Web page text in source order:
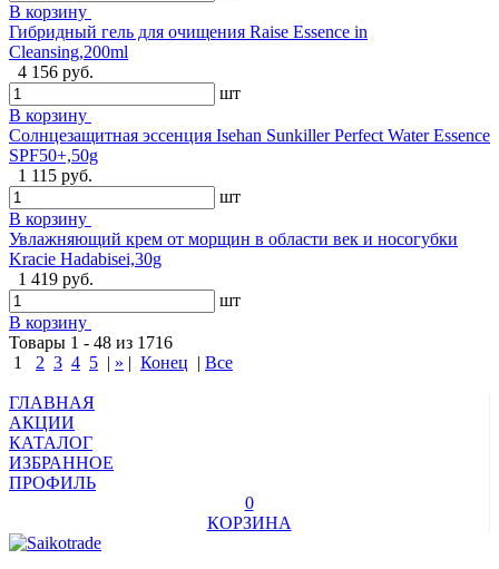
В корзину
Гибридный гель для очищения Raise Essence in
Cleansing,200ml
4 156 руб.
шт
В корзину
Солнцезащитная эссенция Isehan Sunkiller Perfect Water Essence
SPF50+,50g
1 115 руб.
шт
В корзину
Увлажняющий крем от морщин в области век и носогубки
Kracie Hadabisei,30g
1 419 руб.
шт
В корзину
Товары 1 - 48 из 1716
1
2 3 4 5 | » | Конец | Все
ГЛАВНАЯ
АКЦИИ
КАТАЛОГ
ИЗБРАННОЕ
ПРОФИЛЬ
0
КОРЗИНА